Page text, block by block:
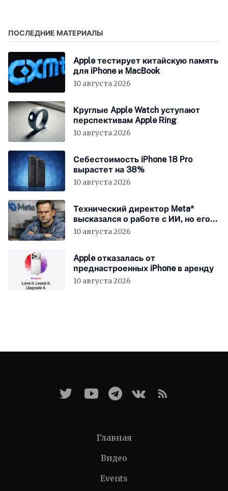
ПОСЛЕДНИЕ МАТЕРИАЛЫ
Apple тестирует китайскую память
для iPhone и MacBook
10 августа 2026
Круглые Apple Watch уступают
перспективам Apple Ring
10 августа 2026
Себестоимость iPhone 18 Pro
вырастет на 38%
10 августа 2026
Технический директор Meta*
высказался о работе с ИИ, но его
не так поняли
10 августа 2026
Apple отказалась от
преднастроенных iPhone в аренду
10 августа 2026
Главная
Видео
Events